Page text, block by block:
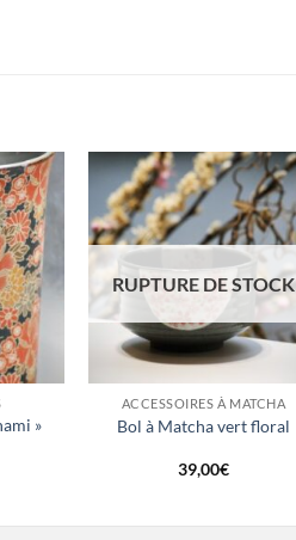
»
RUPTURE DE STOCK
ACCESSOIRES À MATCHA
Bol à Matcha vert floral
39,00€